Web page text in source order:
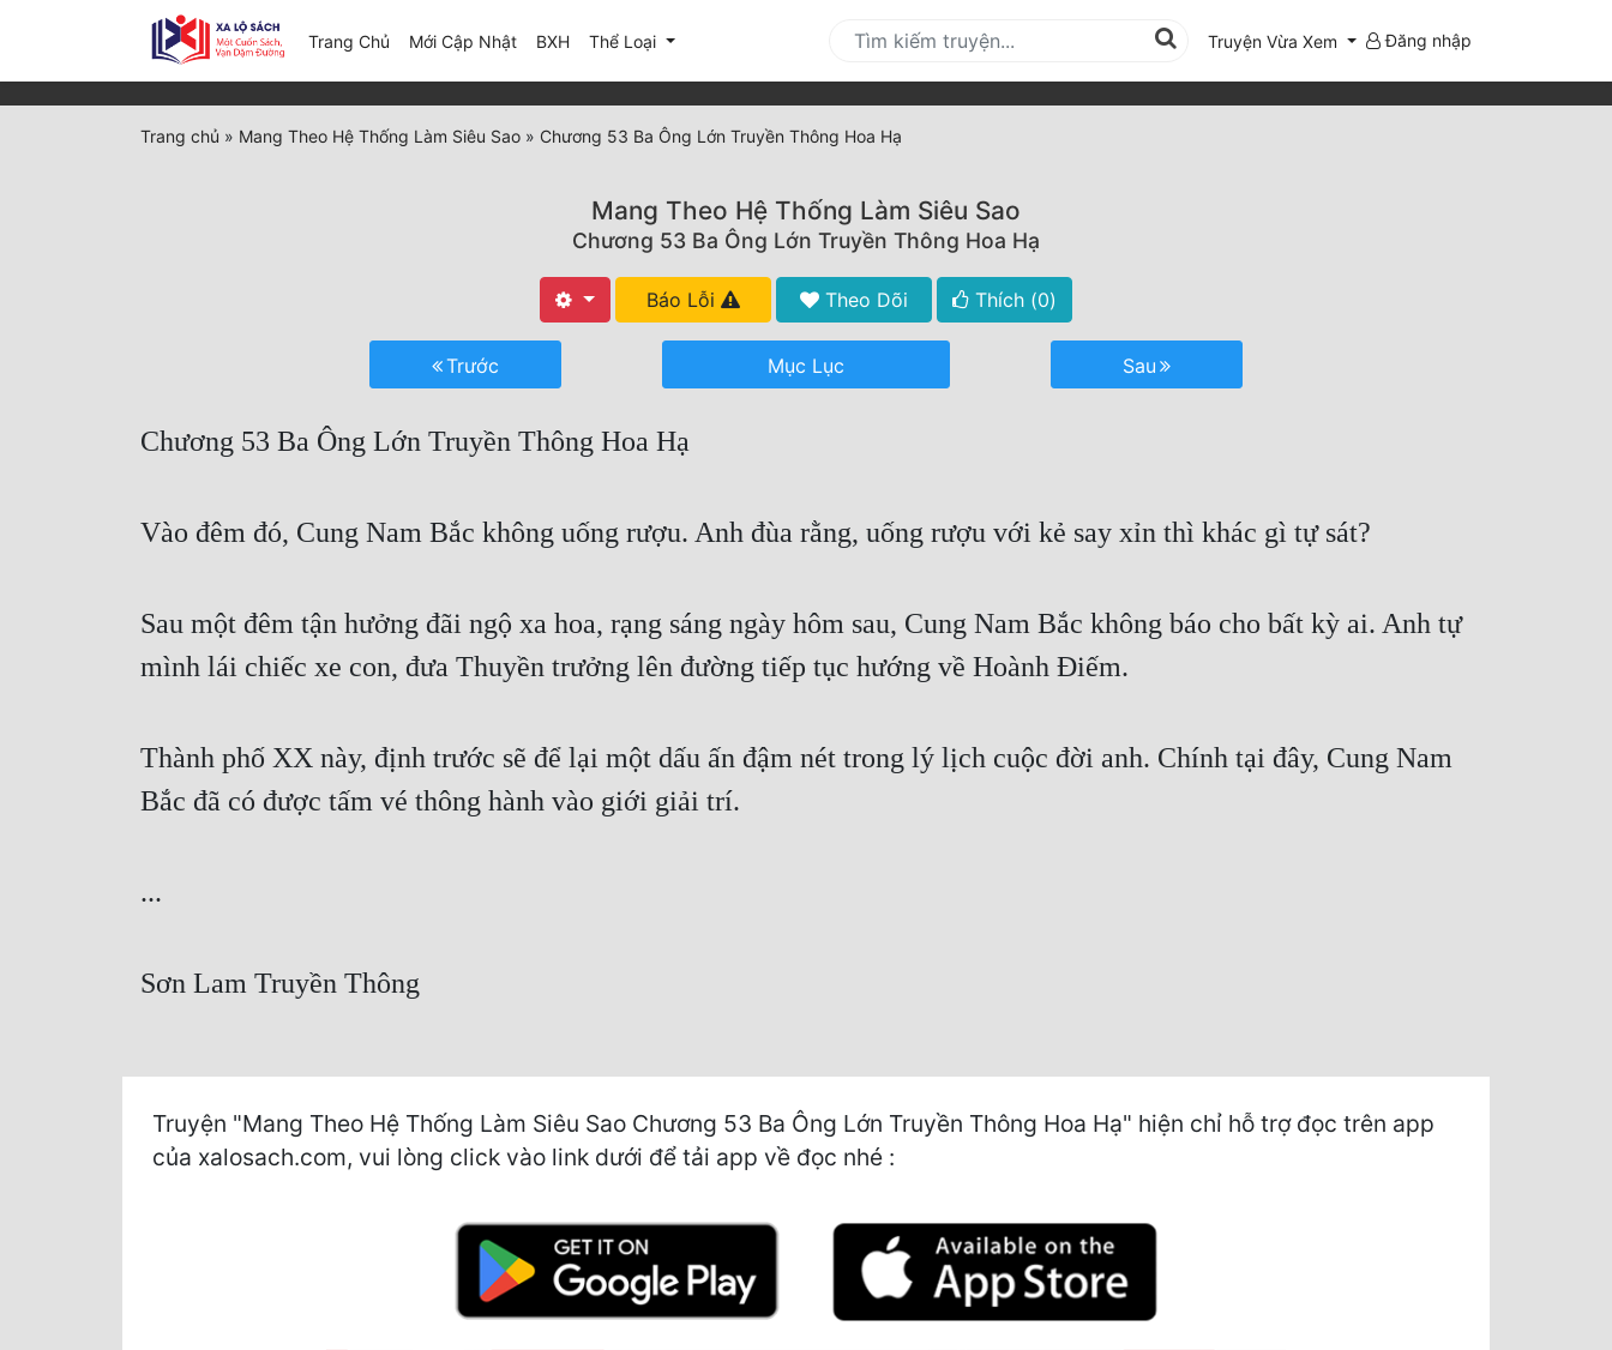
Trang Chủ Mới Cập Nhật(current)
BXH Thể Loại Truyện Vừa Xem Đăng nhập
Trang chủ » Mang Theo Hệ Thống Làm Siêu Sao » Chương 53 Ba Ông Lớn Truyền Thông Hoa Hạ
Mang Theo Hệ Thống Làm Siêu Sao
Chương 53 Ba Ông Lớn Truyền Thông Hoa Hạ
Báo Lỗi Theo Dõi Thích (0)
Trước Mục Lục Sau
Chương 53 Ba Ông Lớn Truyền Thông Hoa Hạ
Vào đêm đó, Cung Nam Bắc không uống rượu. Anh đùa rằng, uống rượu với kẻ say xỉn thì khác gì tự sát?
Sau một đêm tận hưởng đãi ngộ xa hoa, rạng sáng ngày hôm sau, Cung Nam Bắc không báo cho bất kỳ ai. Anh tự
mình lái chiếc xe con, đưa Thuyền trưởng lên đường tiếp tục hướng về Hoành Điếm.
Thành phố XX này, định trước sẽ để lại một dấu ấn đậm nét trong lý lịch cuộc đời anh. Chính tại đây, Cung Nam
Bắc đã có được tấm vé thông hành vào giới giải trí.
...
Sơn Lam Truyền Thông
Truyện "Mang Theo Hệ Thống Làm Siêu Sao Chương 53 Ba Ông Lớn Truyền Thông Hoa Hạ" hiện chỉ hỗ trợ đọc trên app
của xalosach.com, vui lòng click vào link dưới để tải app về đọc nhé :